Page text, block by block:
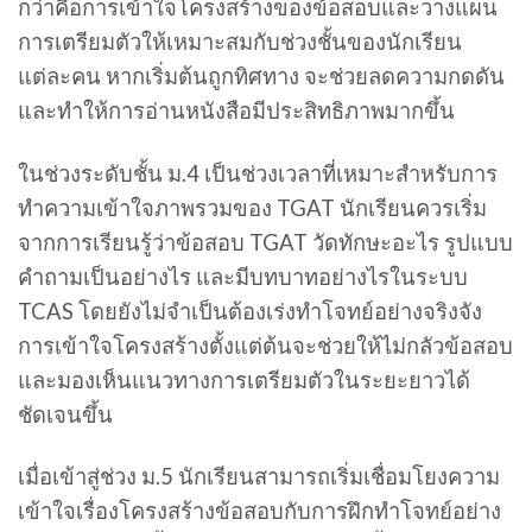
กว่าคือการเข้าใจโครงสร้างของข้อสอบและวางแผน
การเตรียมตัวให้เหมาะสมกับช่วงชั้นของนักเรียน
แต่ละคน หากเริ่มต้นถูกทิศทาง จะช่วยลดความกดดัน
และทำให้การอ่านหนังสือมีประสิทธิภาพมากขึ้น
ในช่วงระดับชั้น ม.4 เป็นช่วงเวลาที่เหมาะสำหรับการ
ทำความเข้าใจภาพรวมของ TGAT นักเรียนควรเริ่ม
จากการเรียนรู้ว่าข้อสอบ TGAT วัดทักษะอะไร รูปแบบ
คำถามเป็นอย่างไร และมีบทบาทอย่างไรในระบบ
TCAS โดยยังไม่จำเป็นต้องเร่งทำโจทย์อย่างจริงจัง
การเข้าใจโครงสร้างตั้งแต่ต้นจะช่วยให้ไม่กลัวข้อสอบ
และมองเห็นแนวทางการเตรียมตัวในระยะยาวได้
ชัดเจนขึ้น
เมื่อเข้าสู่ช่วง ม.5 นักเรียนสามารถเริ่มเชื่อมโยงความ
เข้าใจเรื่องโครงสร้างข้อสอบกับการฝึกทำโจทย์อย่าง